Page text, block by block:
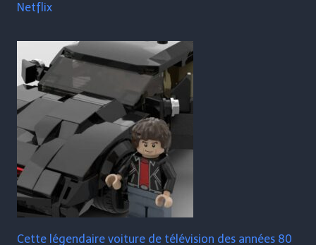
Netflix
Cette légendaire voiture de télévision des années 80